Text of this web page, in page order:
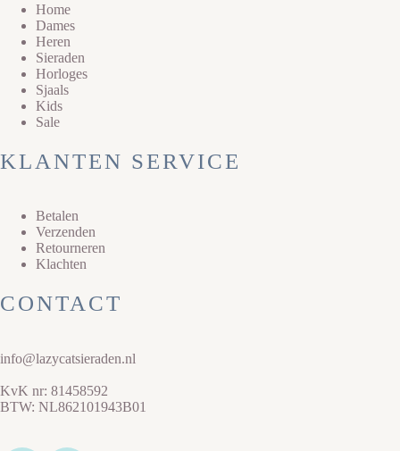
Home
Dames
Heren
Sieraden
Horloges
Sjaals
Kids
Sale
KLANTEN SERVICE
Betalen
Verzenden
Retourneren
Klachten
CONTACT
info@lazycatsieraden.nl
KvK nr: 81458592
BTW: NL862101943B01